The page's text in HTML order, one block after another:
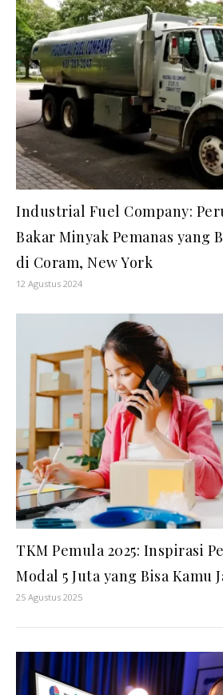
Industrial Fuel Company:
Bakar Minyak Pemanas yang
di Coram, New York
12 Agustus 2024
TKM Pemula 2025: Inspirasi
Modal 5 Juta yang Bisa Kamu
25 Agustus 2025